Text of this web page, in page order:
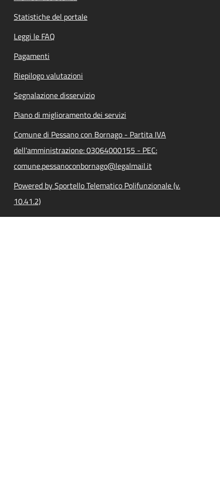
Statistiche del portale
Leggi le FAQ
Pagamenti
Riepilogo valutazioni
Segnalazione disservizio
Piano di miglioramento dei servizi
Comune di Pessano con Bornago - Partita IVA
dell'amministrazione: 03064000155 - PEC:
comune.pessanoconbornago@legalmail.it
Powered by Sportello Telematico Polifunzionale (v.
10.41.2)